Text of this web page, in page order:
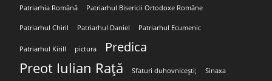
Patriarhia Română Patriarhul Bisericii Ortodoxe Române
Patriarhul Chiril Patriarhul Daniel Patriarhul Ecumenic
Patriarhul Kirill pictura Predica
Preot Iulian Rață Sfaturi duhovnicești; Sinaxa